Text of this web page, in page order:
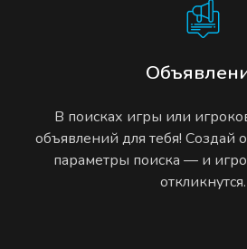
В поисках игры или
объявлений для тебя! Создай
параметры поиска — и
откликнутся.